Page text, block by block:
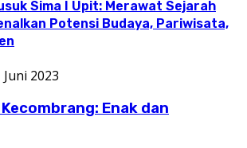
Sima I Upit: Merawat Sejarah
Potensi Budaya, Pariwisata,
Juni 2023
Enak dan